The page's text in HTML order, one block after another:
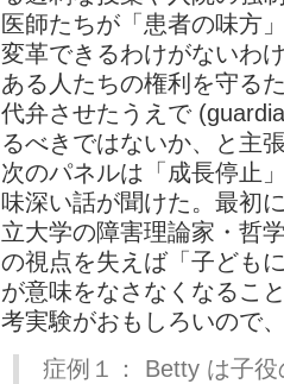
医師たちが「患者の味方
変革できるわけがないわ
ある人たちの権利を守る
代弁させたうえで
るべきではないか、と主
次のパネルは「成長停止
味深い話が聞けた。最初
立大学の障害理論家・哲
の視点を失えば「子ども
が意味をなさなくなるこ
考実験がおもしろいので
症例１： Betty は子